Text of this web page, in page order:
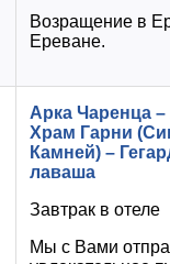
Возращение в
Ереване.
Арка Чаренца
Храм Гарни
Камней) –
лаваша
Завтрак в отеле
Мы с Вами